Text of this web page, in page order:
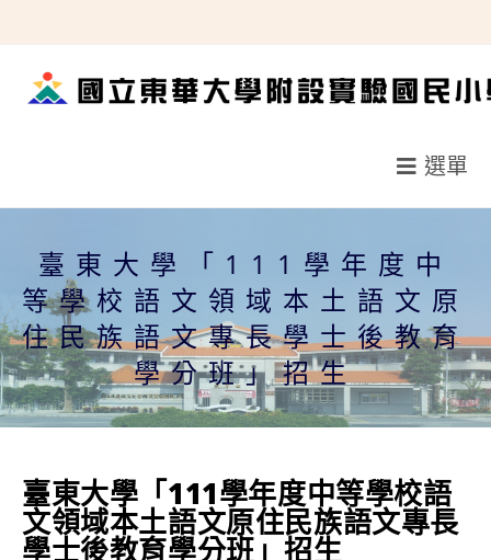
轉
選單
臺東大學「111學年度中
等學校語文領域本土語文原
住民族語文專長學士後教育
學分班」招生
臺東大學「111學年度中等學校語
文領域本土語文原住民族語文專長
學士後教育學分班」招生